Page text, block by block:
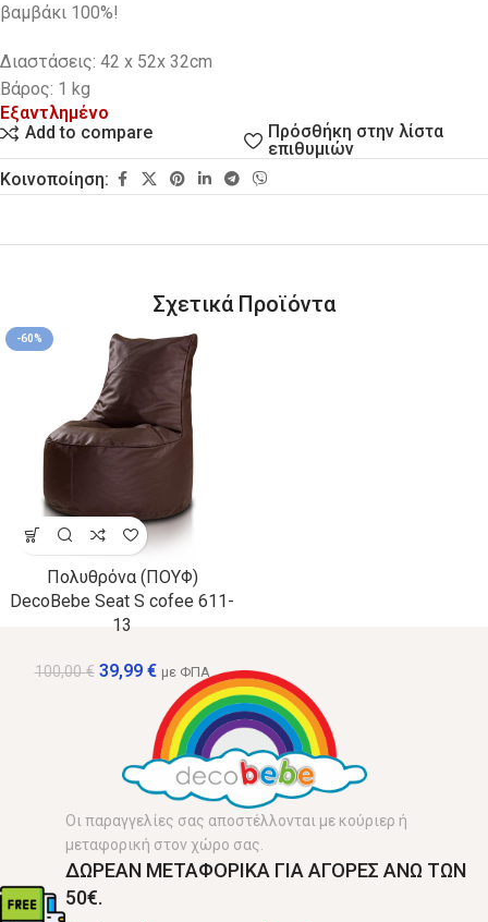
βαμβάκι 100%!
Διαστάσεις: 42 x 52x 32cm
Βάρος: 1 kg
Εξαντλημένο
Add to compare
Πρόσθήκη στην λίστα
επιθυμιών
Κοινοποίηση:
Σχετικά Προϊόντα
-60%
Πολυθρόνα (ΠΟΥΦ)
DecoBebe Seat S cofee 611-
13
100,00€ 39,99 € με ΦΠΑ
Οι παραγγελίες σας αποστέλλονται με κούριερ ή
μεταφορική στον χώρο σας.
ΔΩΡΕΑΝ ΜΕΤΑΦΟΡΙΚΑ ΓΙΑ ΑΓΟΡΕΣ ΑΝΩ ΤΩΝ
50€.